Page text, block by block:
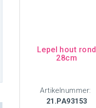
Lepel hout rond
28cm
Artikelnummer:
21.PA93153